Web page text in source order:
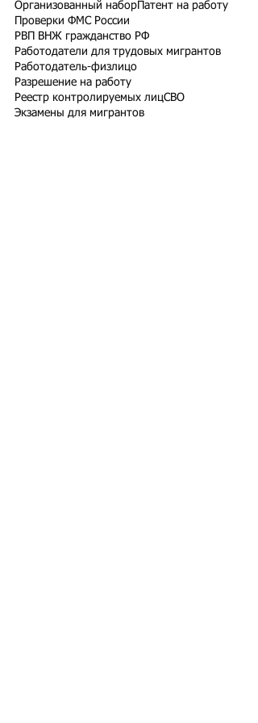
Организованный набор Патент на работу
Проверки ФМС России
РВП ВНЖ гражданство РФ
Работодатели для трудовых мигрантов
Работодатель-физлицо
Разрешение на работу
Реестр контролируемых лицСВО
Экзамены для мигрантов